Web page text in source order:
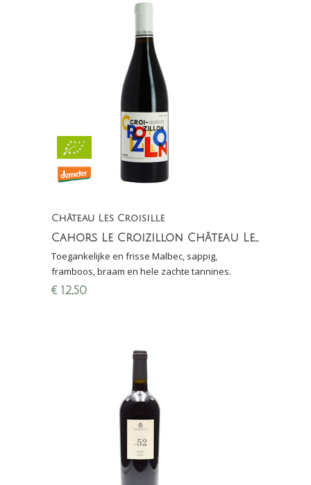
Château Les Croisille
Cahors Le Croizillon Château Les Croisille
Toegankelijke en frisse Malbec, sappig,
framboos, braam en hele zachte tannines.
€ 12,50